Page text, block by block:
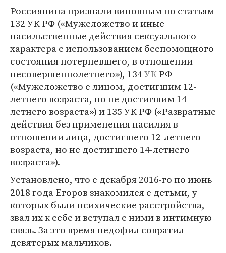
Россиянина признали виновным по статьям
132 УК РФ («Мужеложство и иные
насильственные действия сексуального
характера с использованием беспомощного
состояния потерпевшего, в отношении
несовершеннолетнего»), 134УКРФ
(«Мужеложство с лицом, достигшим 12-
летнего возраста, но не достигшим 14-
летнего возраста») и 135 УК РФ («Развратные
действия без применения насилия в
отношении лица, достигшего 12-летнего
возраста, но не достигшего 14-летнего
возраста»).
Установлено, что с декабря 2016-го по июнь
2018 года Егоров знакомился с детьми, у
которых были психические расстройства,
звал их к себе и вступал с ними в интимную
связь. За это время педофил совратил
девятерых мальчиков.